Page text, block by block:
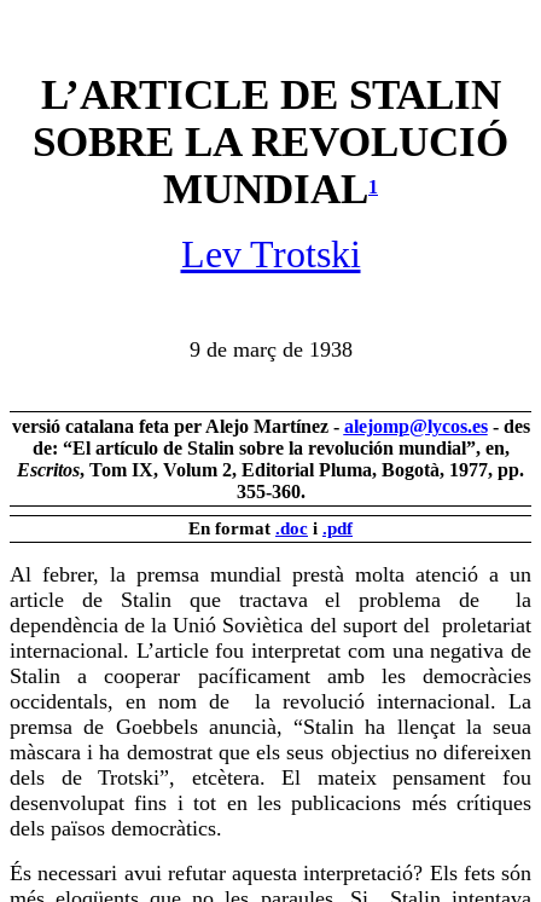
L’ARTICLE DE STALIN
SOBRE LA REVOLUCIÓ
MUNDIAL1
Lev Trotski
9 de març de 1938
versió catalana feta per Alejo Martínez - alejomp@lycos.es- des
de: “El artículo de Stalin sobre la revolución mundial”, en,
Escritos, Tom IX, Volum 2, Editorial Pluma, Bogotà, 1977, pp.
355-360.
En format .doc i .pdf
Al febrer, la premsa mundial prestà molta atenció a un
article de Stalin que tractava el problema de la
dependència de la Unió Soviètica del suport del proletariat
internacional. L’articlefou interpretat com una negativa de
Stalin a cooperar pacíficament amb les democràcies
occidentals, en nom de la revolució internacional. La
premsa de Goebbels anuncià, “Stalin ha llençat la seua
màscara i ha demostrat que els seus objectius no difereixen
dels de Trotski”, etcètera. El mateix pensament fou
desenvolupat fins i tot en les publicacions més crítiques
dels països democràtics.
És necessari avui refutar aquesta interpretació? Els fets són